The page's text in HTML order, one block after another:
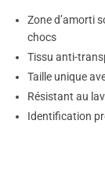
Zone d’amorti
chocs
Tissu anti-
Taille unique
Résistant au
Identification